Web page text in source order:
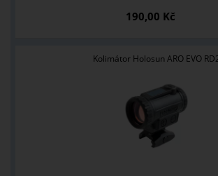
190,00 Kč
Kolimátor Holosun ARO EVO